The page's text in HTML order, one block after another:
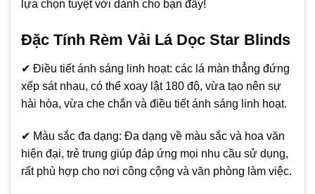
lựa chọn tuyệt vời dành cho bạn đấy!
Đặc Tính Rèm Vải Lá Dọc Star Blinds
✔ Điều tiết ánh sáng linh hoạt: các lá màn thẳng đứng
xếp sát nhau, có thể xoay lật 180 độ, vừa tạo nên sự
hài hòa, vừa che chắn và điều tiết ánh sáng linh hoạt.
✔ Màu sắc đa dạng: Đa dạng về màu sắc và hoa văn
hiện đại, trẻ trung giúp đáp ứng mọi nhu cầu sử dụng,
rất phù hợp cho nơi công cộng và văn phòng làm việc.